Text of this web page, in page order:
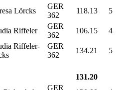
Lörcks
GER
362
118.13
5
Riffeler
GER
362
106.15
4
Riffeler-
GER
362
134.21 5
131.20
GER